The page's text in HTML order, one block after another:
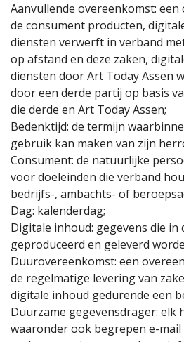
Aanvullende overeenkomst:
de consument producten,
diensten verwerft in verband
op afstand en deze zaken,
diensten door Art Today Assen
door een derde partij op basis
die derde en Art Today Assen;
Bedenktijd: de termijn
gebruik kan maken van zijn
Consument: de natuurlijke
voor doeleinden die verband
bedrijfs-, ambachts- of
Dag: kalenderdag;
Digitale inhoud: gegevens die in
geproduceerd en geleverd
Duurovereenkomst: een
de regelmatige levering van
digitale inhoud gedurende een
Duurzame gegevensdrager: elk
waaronder ook begrepen e-